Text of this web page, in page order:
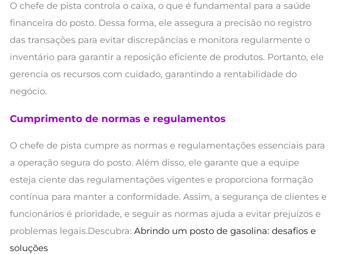
O chefe de pista controla o caixa, o que é fundamental para a saúde
financeira do posto. Dessa forma, ele assegura a precisão no registro
das transações para evitar discrepâncias e monitora regularmente o
inventário para garantir a reposição eficiente de produtos. Portanto, ele
gerencia os recursos com cuidado, garantindo a rentabilidade do
negócio.
Cumprimento de normas e regulamentos
O chefe de pista cumpre as normas e regulamentações essenciais para
a operação segura do posto. Além disso, ele garante que a equipe
esteja ciente das regulamentações vigentes e proporciona formação
contínua para manter a conformidade. Assim, a segurança de clientes e
funcionários é prioridade, e seguir as normas ajuda a evitar prejuízos e
problemas legais.Descubra: Abrindo um posto de gasolina: desafios e
soluções